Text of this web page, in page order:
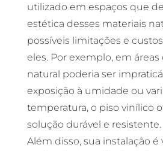
utilizado em espaços que
estética desses materiais
possíveis limitações e
eles. Por exemplo, em
natural poderia ser
exposição à umidade ou
temperatura, o piso vinílico
solução durável e resistente.
Além disso, sua instalação é